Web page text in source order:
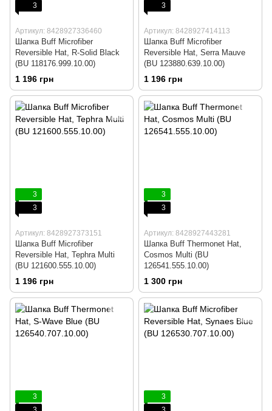
3
Артикул: 8428927336460
Шапка Buff Microfiber
Reversible Hat, R-Solid Black
(BU 118176.999.10.00)
1 196 грн
3
Артикул: 8428927414113
Шапка Buff Microfiber
Reversible Hat, Serra Mauve
(BU 123880.639.10.00)
1 196 грн
3
3
Артикул: 8428927373151
Шапка Buff Microfiber
Reversible Hat, Tephra Multi
(BU 121600.555.10.00)
1 196 грн
3
3
Артикул: 8428927443281
Шапка Buff Thermonet Hat,
Cosmos Multi (BU
126541.555.10.00)
1 300 грн
3
3